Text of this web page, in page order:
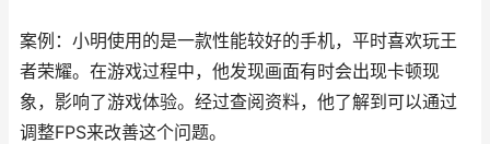
案例：小明使用的是一款性能较好的手机，平时喜欢玩王
者荣耀。在游戏过程中，他发现画面有时会出现卡顿现
象，影响了游戏体验。经过查阅资料，他了解到可以通过
调整FPS来改善这个问题。